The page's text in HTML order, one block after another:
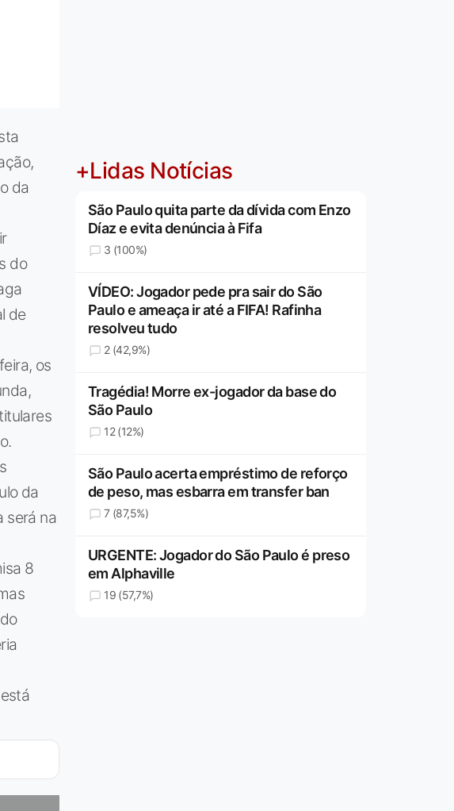
da
do
de
os
da
será na
8
+Lidas Notícias
São Paulo quita parte da dívida com Enzo
Díaz e evita denúncia à Fifa
3 (100%)
VÍDEO: Jogador pede pra sair do São
Paulo e ameaça ir até a FIFA! Rafinha
resolveu tudo
2 (42,9%)
Tragédia! Morre ex-jogador da base do
São Paulo
12 (12%)
São Paulo acerta empréstimo de reforço
de peso, mas esbarra em transfer ban
7 (87,5%)
URGENTE: Jogador do São Paulo é preso
em Alphaville
19 (57,7%)